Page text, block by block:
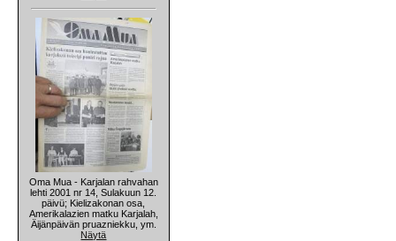
Oma Mua - Karjalan rahvahan
lehti 2001 nr 14, Sulakuun 12.
päivü; Kielizakonan osa,
Amerikalazien matku Karjalah,
Äijänpäivän pruazniekku, ym.
Näytä